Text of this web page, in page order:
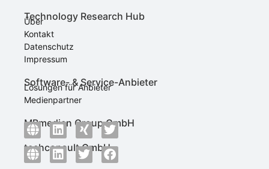
Technology Research Hub
Über
Kontakt
Datenschutz
Impressum
Software- & Service-Anbieter
Lösungen für Anbieter
Medienpartner
MBmedien Group GmbH
techconsult GmbH